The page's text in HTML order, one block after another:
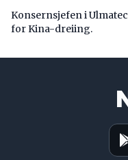
Konsernsjefen i
for Kina-dreiing.